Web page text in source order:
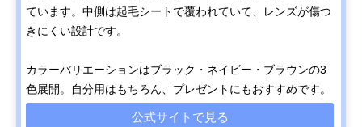
ています。中側は起毛シートで覆われていて、レンズが傷つ
きにくい設計です。
カラーバリエーションはブラック・ネイビー・ブラウンの3
色展開。自分用はもちろん、プレゼントにもおすすめです。
公式サイトで見る